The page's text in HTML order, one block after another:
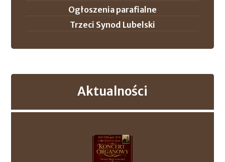
Ogłoszenia parafialne
Trzeci Synod Lubelski
Aktualności